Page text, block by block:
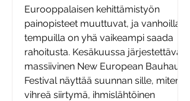
Eurooppalaisen kehittämistyön
painopisteet muuttuvat, ja vanhoilla
tempuilla on yhä vaikeampi saada
rahoitusta. Kesäkuussa järjestettävä
massiivinen New European Bauhaus
Festival näyttää suunnan sille, miten
vihreä siirtymä, ihmislähtöinen